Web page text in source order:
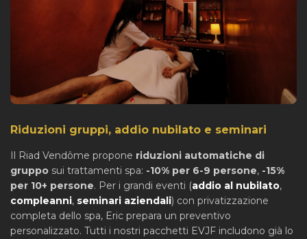
Riduzioni gruppi, addio nubilato e seminari
Il Riad Vendôme propone riduzioni automatiche di
gruppo sui trattamenti spa: -10% per 6-9 persone, -15%
per 10+ persone. Per i grandi eventi (addio al nubilato,
compleanni, seminari aziendali) con privatizzazione
completa dello spa, Eric prepara un preventivo
personalizzato. Tutti i nostri pacchetti EVJF includono già lo